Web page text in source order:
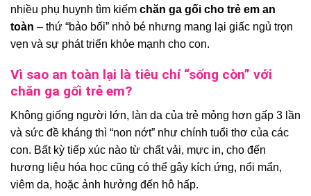
nhiều phụ huynh tìm kiếm chăn ga gối cho trẻ em an
toàn – thứ “bảo bối” nhỏ bé nhưng mang lại giấc ngủ trọn
vẹn và sự phát triển khỏe mạnh cho con.
Vì sao an toàn lại là tiêu chí “sống còn” với
chăn ga gối trẻ em?
Không giống người lớn, làn da của trẻ mỏng hơn gấp 3 lần
và sức đề kháng thì “non nớt” như chính tuổi thơ của các
con. Bất kỳ tiếp xúc nào từ chất vải, mực in, cho đến
hương liệu hóa học cũng có thể gây kích ứng, nổi mẩn,
viêm da, hoặc ảnh hưởng đến hô hấp.